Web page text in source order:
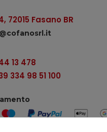
72015 Fasano BR
13 478
334 98 51 100